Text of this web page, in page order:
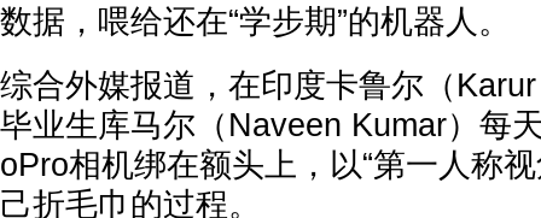
数据，喂给还在“学步期”的机器人。
综合外媒报道，在印度卡鲁尔（
毕业生库马尔（Naveen Kumar）每
oPro相机绑在额头上，以“第一人称
己折毛巾的过程。